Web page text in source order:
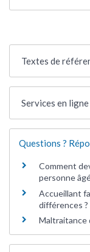
Textes de
Services en
Questions ?
Comment
personne
Accueillant
différences ?
Maltraitance